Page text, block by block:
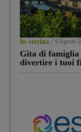
In vetrina 6 Agosto
Gita di famiglia
divertire i tuoi